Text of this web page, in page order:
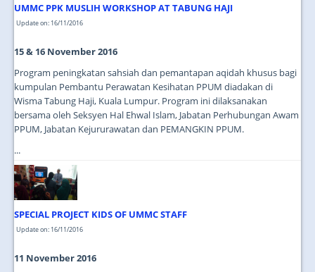
UMMC PPK MUSLIH WORKSHOP AT TABUNG HAJI
Update on: 16/11/2016
15 & 16 November 2016
Program peningkatan sahsiah dan pemantapan aqidah khusus bagi
kumpulan Pembantu Perawatan Kesihatan PPUM diadakan di
Wisma Tabung Haji, Kuala Lumpur. Program ini dilaksanakan
bersama oleh Seksyen Hal Ehwal Islam, Jabatan Perhubungan Awam
PPUM, Jabatan Kejururawatan dan PEMANGKIN PPUM.
...
SPECIAL PROJECT KIDS OF UMMC STAFF
Update on: 16/11/2016
11 November 2016